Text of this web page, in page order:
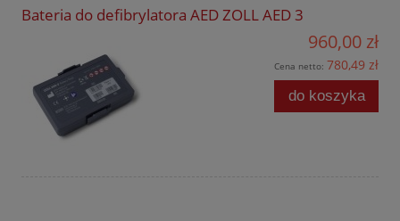
Bateria do defibrylatora AED ZOLL AED 3
960,00 zł
Cena netto: 780,49 zł
do koszyka